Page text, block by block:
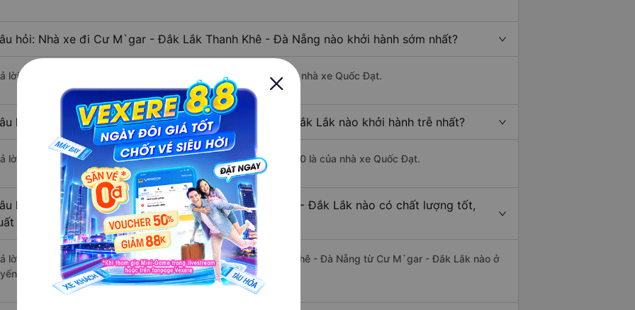
hỏi: Nhà xe đi Cư M`gar - Đắk Lắk Thanh Khê - Đà Nẵng nào khởi hành sớm nhất?
lời: Chuyến xe có giờ xuất phát sớm nhất vào lúc 16:00 là của nhà xe Quốc Đạt.
hỏi: Nhà xe đi Thanh Khê - Đà Nẵng từ Cư M`gar - Đắk Lắk nào khởi hành trễ nhất?
lời: Chuyến xe có giờ xuất phát trễ (muộn) nhất là vào lúc 19:30 là của nhà xe Quốc Đạt.
hỏi: Review xe đi Thanh Khê - Đà Nẵng từ Cư M`gar - Đắk Lắk nào có chất lượng tốt,
sắc, cao cấp nhất?
lời: Tạm thời chưa đủ review để đánh giá có nhà xe đi Thanh Khê - Đà Nẵng từ Cư M`gar - Đắk Lắk nào ở
đường này có chất lượng xuất sắc.